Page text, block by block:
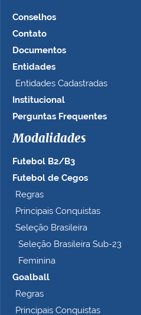
Conselhos
Contato
Documentos
Entidades
Entidades Cadastradas
Institucional
Perguntas Frequentes
Modalidades
Futebol B2/B3
Futebol de Cegos
Regras
Principais Conquistas
Seleção Brasileira
Seleção Brasileira Sub-23
Feminina
Goalball
Regras
Principais Conquistas